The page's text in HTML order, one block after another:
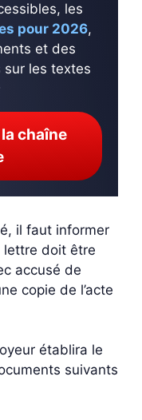
les
pour 2026,
et des
sur les textes
chaîne
il faut informer
lettre doit être
accusé de
copie de l’acte
établira le
suivants